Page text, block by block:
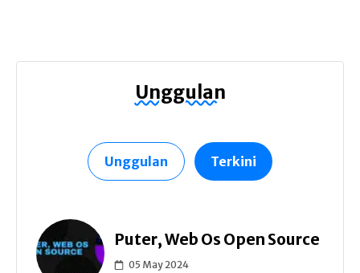
Unggulan
Unggulan Terkini
Puter, Web Os Open Source
05 May 2024